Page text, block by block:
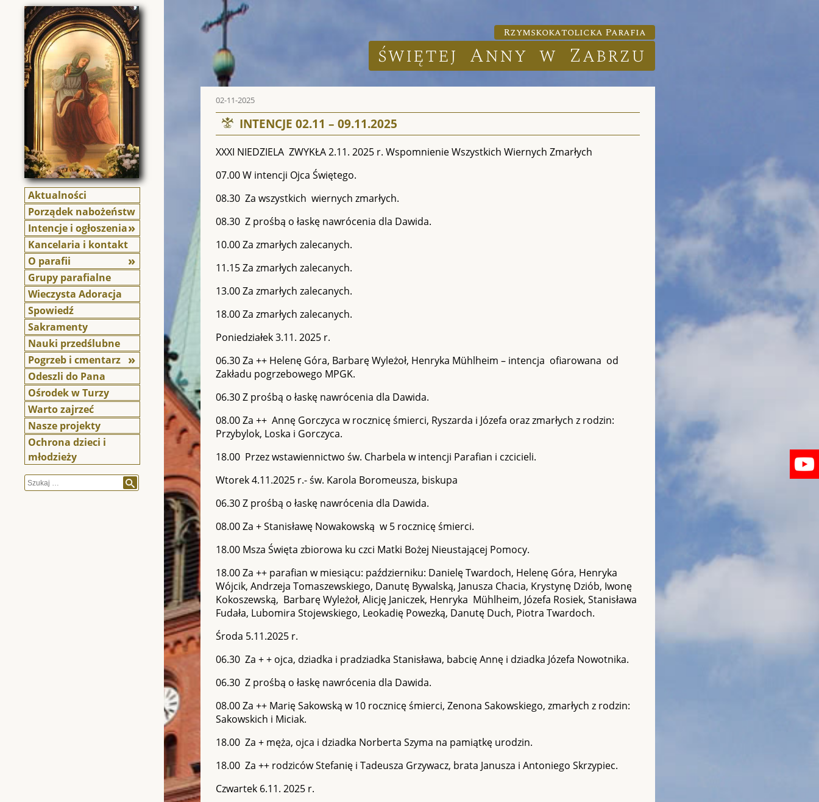
Aktualności
Porządek nabożeństw
Intencje i ogłoszenia
Kancelaria i kontakt
O parafii
Grupy parafialne
Wieczysta Adoracja
Spowiedź
Sakramenty
Nauki przedślubne
Pogrzeb i cmentarz
Odeszli do Pana
Ośrodek w Turzy
Warto zajrzeć
Nasze projekty
Ochrona dzieci i
młodzieży
Szukaj
Rzymskokatolicka Parafia
świętej Anny w Zabrzu
02-11-2025
INTENCJE 02.11 – 09.11.2025
XXXI NIEDZIELA ZWYKŁA 2.11. 2025 r. Wspomnienie Wszystkich Wiernych Zmarłych
07.00 W intencji Ojca Świętego.
08.30 Za wszystkich wiernych zmarłych.
08.30 Z prośbą o łaskę nawrócenia dla Dawida.
10.00 Za zmarłych zalecanych.
11.15 Za zmarłych zalecanych.
13.00 Za zmarłych zalecanych.
18.00 Za zmarłych zalecanych.
Poniedziałek 3.11. 2025 r.
06.30 Za ++ Helenę Góra, Barbarę Wyleżoł, Henryka Mühlheim – intencja ofiarowana od
Zakładu pogrzebowego MPGK.
06.30 Z prośbą o łaskę nawrócenia dla Dawida.
08.00 Za ++ Annę Gorczyca w rocznicę śmierci, Ryszarda i Józefa oraz zmarłych z rodzin:
Przybylok, Loska i Gorczyca.
18.00 Przez wstawiennictwo św. Charbela w intencji Parafian i czcicieli.
Wtorek 4.11.2025 r.- św. Karola Boromeusza, biskupa
06.30 Z prośbą o łaskę nawrócenia dla Dawida.
08.00 Za + Stanisławę Nowakowską w 5 rocznicę śmierci.
18.00 Msza Święta zbiorowa ku czci Matki Bożej Nieustającej Pomocy.
18.00 Za ++ parafian w miesiącu: październiku: Danielę Twardoch, Helenę Góra, Henryka
Wójcik, Andrzeja Tomaszewskiego, Danutę Bywalską, Janusza Chacia, Krystynę Dziób, Iwonę
Kokoszewską, Barbarę Wyleżoł, Alicję Janiczek, Henryka Mühlheim, Józefa Rosiek, Stanisława
Fudała, Lubomira Stojewskiego, Leokadię Powezką, Danutę Duch, Piotra Twardoch.
Środa 5.11.2025 r.
06.30 Za + + ojca, dziadka i pradziadka Stanisława, babcię Annę i dziadka Józefa Nowotnika.
06.30 Z prośbą o łaskę nawrócenia dla Dawida.
08.00 Za ++ Marię Sakowską w 10 rocznicę śmierci, Zenona Sakowskiego, zmarłych z rodzin:
Sakowskich i Miciak.
18.00 Za + męża, ojca i dziadka Norberta Szyma na pamiątkę urodzin.
18.00 Za ++ rodziców Stefanię i Tadeusza Grzywacz, brata Janusza i Antoniego Skrzypiec.
Czwartek 6.11. 2025 r.